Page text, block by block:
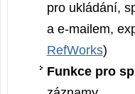
pro ukládání,
a e-mailem,
RefWorks)
Funkce pro